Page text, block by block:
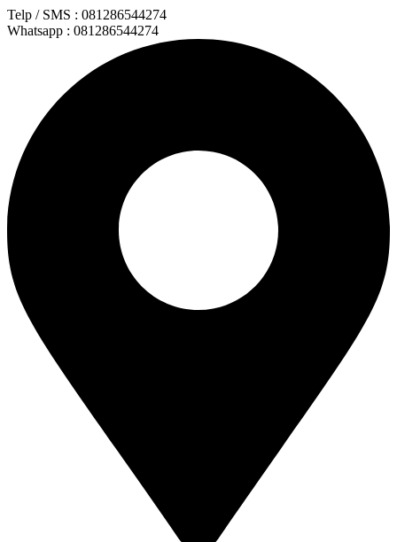
Lewati
ke
Telp / SMS : 081286544274
Whatsapp : 081286544274